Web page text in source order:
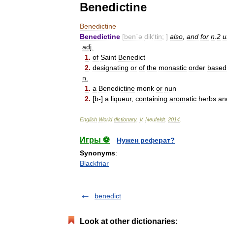
Benedictine
Benedictine
Benedictine [ben΄ə dik′tin; ] also and for n 2
adj
1. of Saint Benedict
2. designating or of the monastic order based
n
1. a Benedictine monk or nun
2. [b-] a liqueur, containing aromatic herbs
English World dictionary. V. Neufeldt. 2014
Игры ⚽
Нужен реферат?
Synonyms:
Blackfriar
benedict
Look at other dictionaries: